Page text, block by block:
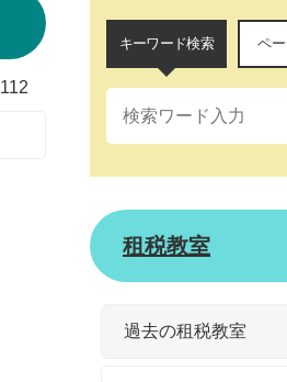
キーワード検索 ペ
租税教室
過去の租税教室